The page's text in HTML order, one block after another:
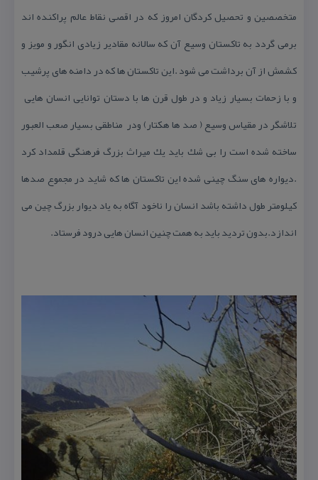
متخصصین و تحصیل كردگان امروز كه در اقصی نقاط عالم پراكنده اند
برمی گردد به تاكستان وسیع آن كه سالانه مقادیر زیادی انگور و مویز و
كشمش از آن برداشت می شود .این تاكستان ها كه در دامنه های پرشیب
و با زحمات بسیار زیاد و در طول قرن ها با دستان توانایی انسان هایی
تلاشگر در مقیاس وسیع ( صد ها هكتار) ودر مناطقی بسیار صعب العبور
ساخته شده است را بی شك باید یك میراث بزرگ فرهنگی قلمداد كرد
.دیواره های سنگ چینی شده این تاكستان ها كه شاید در مجموع صدها
كیلومتر طول داشته باشد انسان را ناخود آگاه به یاد دیوار بزرگ چین می
اندازد.بدون تردید باید به همت چنین انسان هایی درود فرستاد.